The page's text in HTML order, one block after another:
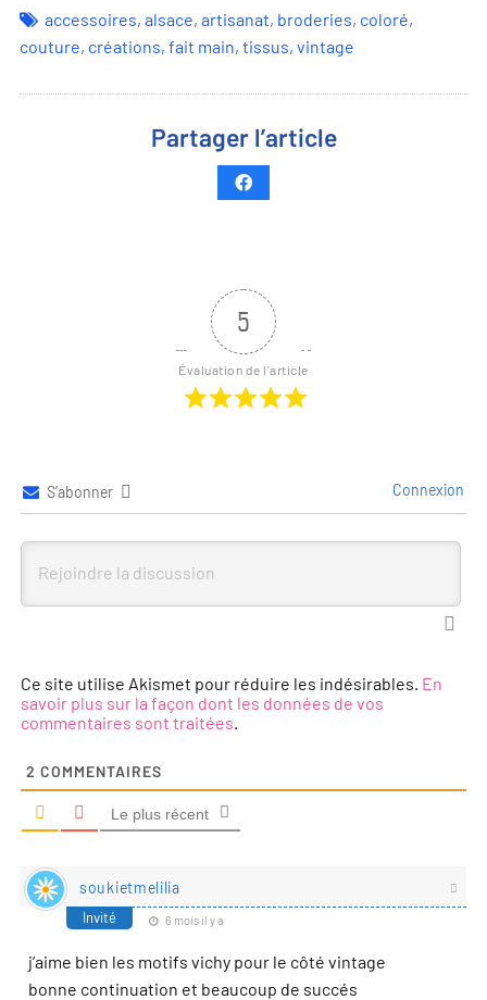
accessoires,alsace,artisanat, broderies, coloré,
couture, créations, fait main, tissus, vintage
Partager l’article
5
Évaluation de l'article
S’abonner Connexion
Ce site utilise Akismet pour réduire les indésirables. En
savoir plus sur la façon dont les données de vos
commentaires sont traitées.
2 COMMENTAIRES
Le plus récent
soukietmelilia
Invité 6 mois il y a
j’aime bien les motifs vichy pour le côté vintage
bonne continuation et beaucoup de succés